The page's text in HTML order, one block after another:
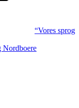
“Vores sprog
Nordboere